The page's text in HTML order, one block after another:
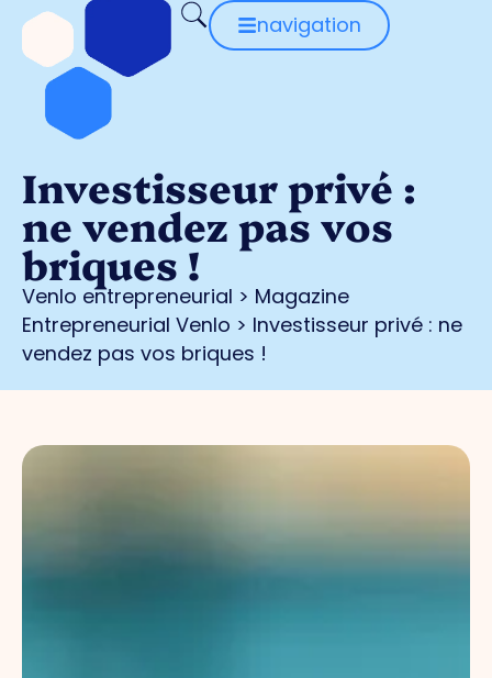
navigation
Investisseur privé :
ne vendez pas vos
briques !
Venlo entrepreneurial > Magazine
Entrepreneurial Venlo > Investisseur privé : ne
vendez pas vos briques !